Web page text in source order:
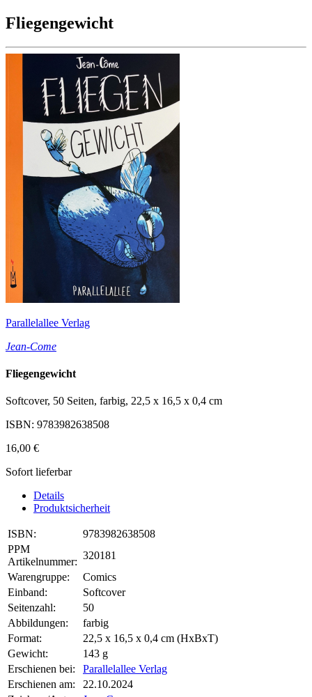
Fliegengewicht
Parallelallee Verlag
Jean-Come
Fliegengewicht
Softcover, 50 Seiten, farbig, 22,5 x 16,5 x 0,4 cm
ISBN: 9783982638508
16,00 €
Sofort lieferbar
Details
Produktsicherheit
ISBN:
9783982638508
PPM
Artikelnummer:
320181
Warengruppe:
Comics
Einband:
Softcover
Seitenzahl:
50
Abbildungen:
farbig
Format:
22,5 x 16,5 x 0,4 cm (HxBxT)
Gewicht:
143 g
Erschienen bei:
Parallelallee Verlag
Erschienen am:
22.10.2024